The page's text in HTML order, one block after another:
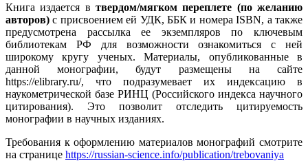
Книга издается в твердом/мягком переплете (по желанию
авторов) с присвоением ей УДК, ББК и номера ISBN, а также
предусмотрена рассылка ее экземпляров по ключевым
библиотекам РФ для возможности ознакомиться с ней
широкому кругу ученых. Материалы, опубликованные в
данной монографии, будут размещены на сайте
https://elibrary.ru/, что подразумевает их индексацию в
наукометрической базе РИНЦ (Российского индекса научного
цитирования). Это позволит отследить цитируемость
монографии в научных изданиях.
Требования к оформлению материалов монографий смотрите
на странице https://russian-science.info/publication/trebovaniya